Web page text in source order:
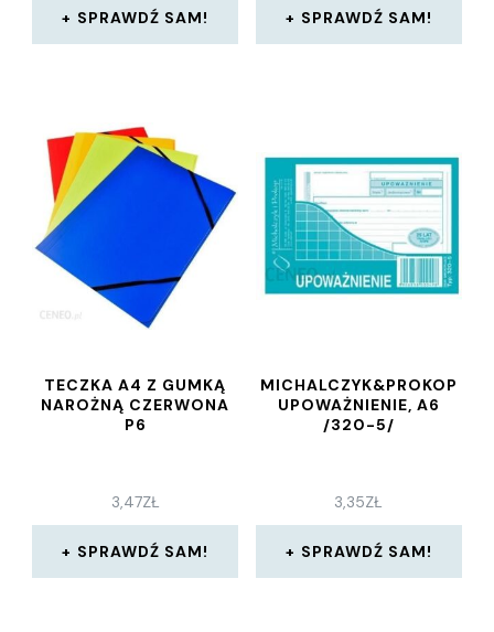
SPRAWDŹ SAM! SPRAWDŹ SAM!
TECZKA A4 Z GUMKĄ
NAROŻNĄ CZERWONA
P6
3,47ZŁ
SPRAWDŹ SAM!
MICHALCZYK&PROKOP
UPOWAŻNIENIE, A6
/320-5/
3,35ZŁ
SPRAWDŹ SAM!